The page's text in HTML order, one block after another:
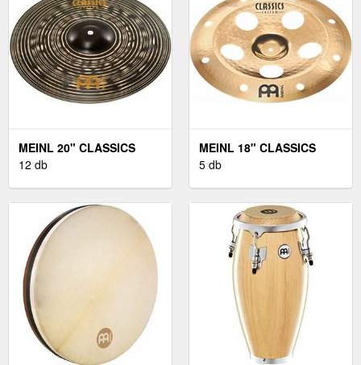
MEINL 20" CLASSICS
CUSTOM DARK CRASH
12 db
MEINL 18" CLASSICS
CUSTOM TRASH CHINA
5 db